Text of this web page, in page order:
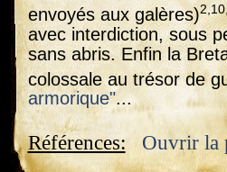
envoyés aux galères)
avec interdiction, sous
sans abris. Enfin la
colossale au trésor de
armorique"...
Références: Ouvrir la